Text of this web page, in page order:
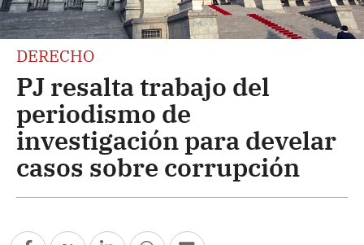
DERECHO
PJ resalta trabajo del
periodismo de
investigación para develar
casos sobre corrupción